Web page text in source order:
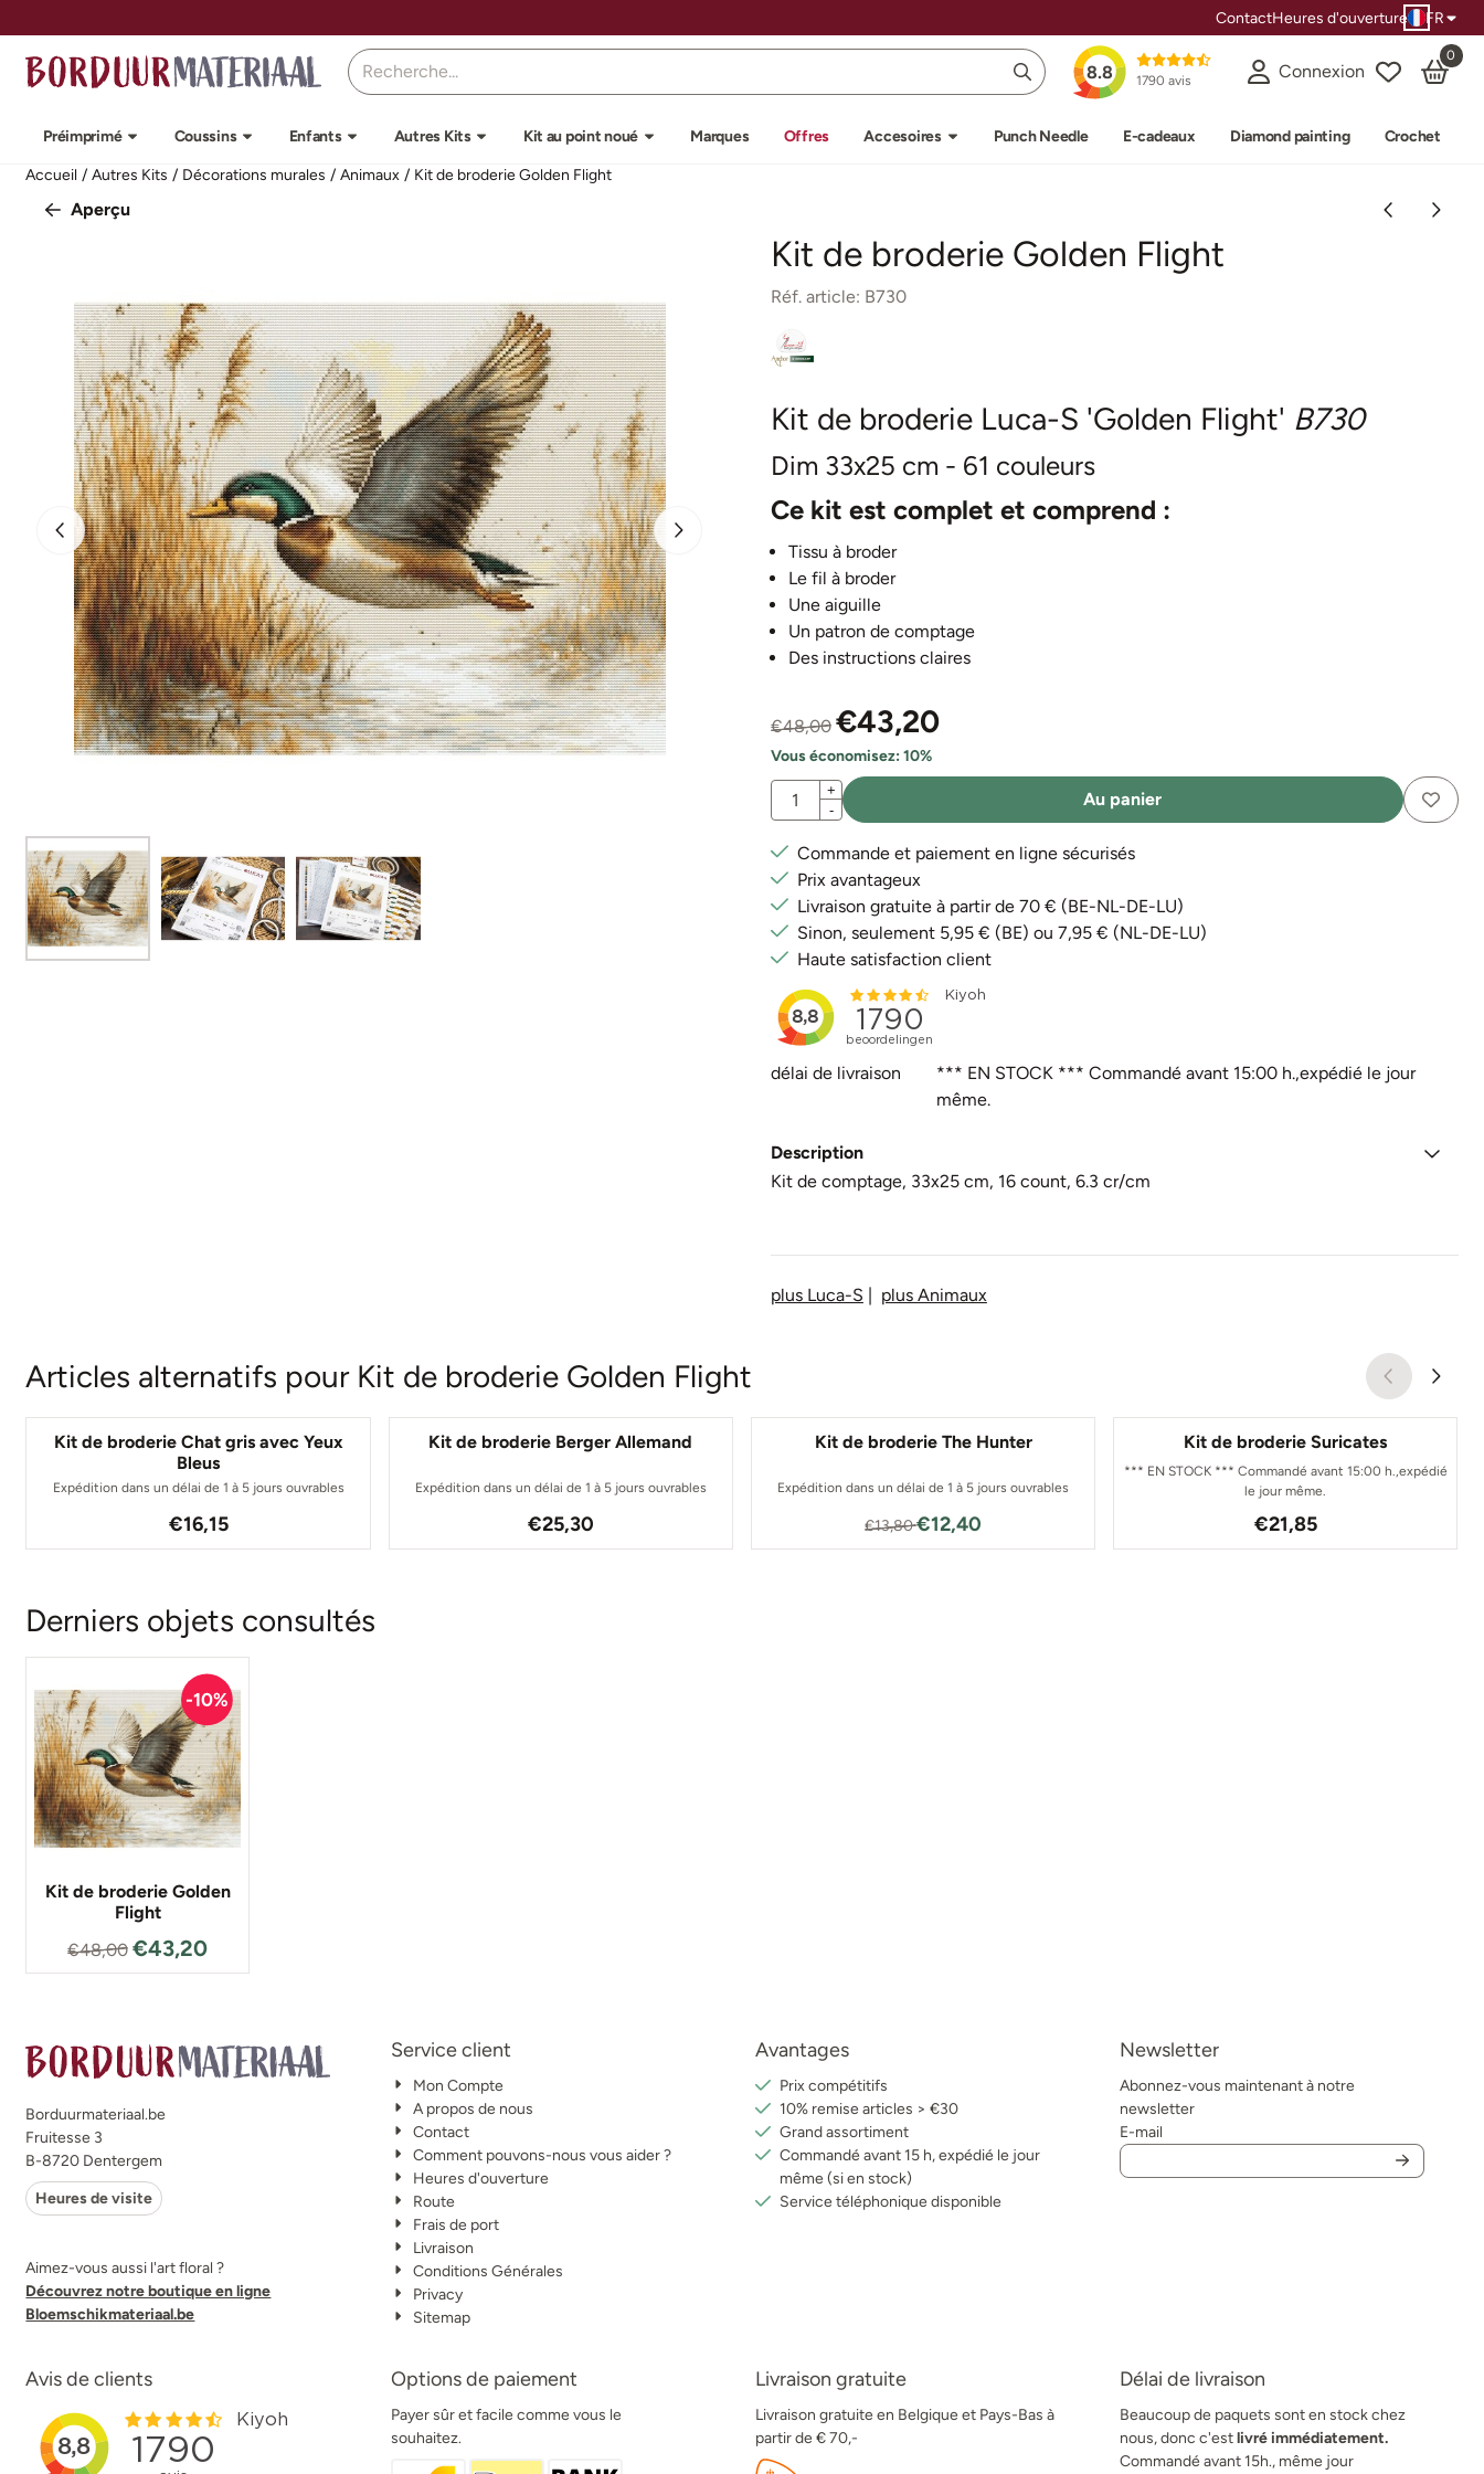
ContactHeures d'ouverture FR
Rechercher
8.8 1790 avis Connexion
0
Préimprimé Coussins Enfants Autres Kits Kit au point noué Marques Offres Accesoires Punch Needle E-cadeaux Diamond painting Crochet
Accueil / Autres Kits / Décorations murales / Animaux / Kit de broderie Golden Flight
Aperçu
Kit de broderie Golden Flight
Réf. article: B730
Kit de broderie Luca-S 'Golden Flight' B730
Dim 33x25 cm - 61 couleurs
Ce kit est complet et comprend :
Tissu à broder
Le fil à broder
Une aiguille
Un patron de comptage
Des instructions claires
€48,00 €43,20
Vous économisez:10%
Quantité
+
-
Au panier
Commande et paiement en ligne sécurisés
Prix avantageux
Livraison gratuite à partir de 70 € (BE-NL-DE-LU)
Sinon, seulement 5,95 € (BE) ou 7,95 € (NL-DE-LU)
Haute satisfaction client
délai de livraison
*** EN STOCK *** Commandé avant 15:00 h.,expédié le jour
même.
Description
Kit de comptage, 33x25 cm, 16 count, 6.3 cr/cm
plus Luca-S | plus Animaux
Articles alternatifs pour Kit de broderie Golden Flight
Kit de broderie Chat gris avec Yeux
Bleus
Expédition dans un délai de 1 à 5 jours ouvrables
Prix: 16,15
€16,15
Kit de broderie Berger Allemand
Expédition dans un délai de 1 à 5 jours ouvrables
Prix: 25,30
€25,30
Kit de broderie The Hunter
Expédition dans un délai de 1 à 5 jours ouvrables
Par13,80 pour 12,40
€13,80€12,40
Kit de broderie Suricates
*** EN STOCK *** Commandé avant 15:00 h.,expédié
le jour même.
Prix: 21,85
€21,85
Derniers objets consultés
Kit de broderie Golden
Flight
€48,00 €43,20
Borduurmateriaal.be
Fruitesse 3
B-8720 Dentergem
Heures de visite
Aimez-vous aussi l'art floral ?
Découvrez notre boutique en ligne
Bloemschikmateriaal.be
Service client
Mon Compte
A propos de nous
Contact
Comment pouvons-nous vous aider ?
Heures d'ouverture
Route
Frais de port
Livraison
Conditions Générales
Privacy
Sitemap
Avantages
Prix compétitifs
10% remise articles > €30
Grand assortiment
Commandé avant 15 h, expédié le jour
même (si en stock)
Service téléphonique disponible
Newsletter
Abonnez-vous maintenant à notre
newsletter
E-mail
Avis de clients Options de paiement
Payer sûr et facile comme vous le
souhaitez.
Livraison gratuite
Livraison gratuite en Belgique et Pays-Bas à
partir de € 70,-
Délai de livraison
Beaucoup de paquets sont en stock chez
nous, donc c'estlivré immédiatement.
Commandé avant 15h., même jour